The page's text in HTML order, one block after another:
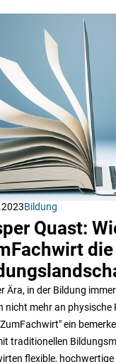
Bildung
Quast:
die
Ära, in der Bildung
nicht mehr an physische
ein
traditionellen
flexible,